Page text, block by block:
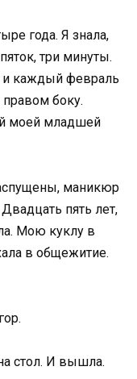
года. Я знала,
три минуты.
и каждый февраль
правом боку.
моей младшей
маникюр
пять лет,
Мою куклу в
в общежитие.
стол. И вышла.